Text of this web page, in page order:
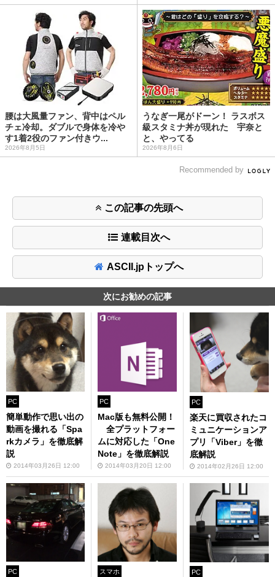
腰は大風量ファン、背中はペル
チェ冷却。ダブルで身体を冷や
す1着2役のファン付きウ...
2026年8月5日
うなぎ一尾がドーン！ ラスボス
級スタミナ丼が現れた 宇奈と
と、やってる
2026年8月6日
Recommended by
この記事の先頭へ
連載目次へ
ASCII.jpトップへ
次にお勧めの記事
PC
簡単動作で思い出の
動画を撮れる「Spa
rkカメラ」を徹底解
説
2014年03月26日 12:00
PC
Mac版も無料公開！
全プラットフォー
ムに対応した「One
Note」を徹底解説
2014年03月20日 12:00
PC
楽天に買収されたコ
ミュニケーションア
プリ「Viber」を徹
底解説
2014年02月26日 12:00
PC スマホ PC